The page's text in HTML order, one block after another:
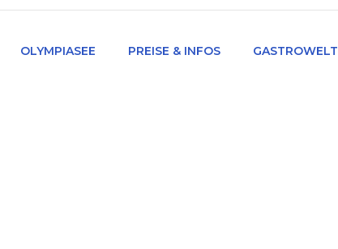
OLYMPIASEE PREISE & INFOS GASTROWELT